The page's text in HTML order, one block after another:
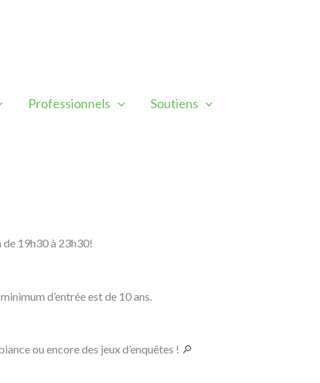
Professionnels Soutiens
de 19h30 à 23h30!
d’entrée est de 10 ans.
ou encore des jeux d’enquêtes ! 🔎